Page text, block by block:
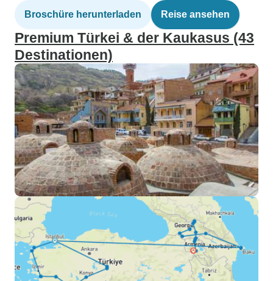
Broschüre herunterladen Reise ansehen
Premium Türkei & der Kaukasus (43
Destinationen)